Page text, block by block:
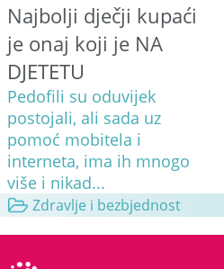
Najbolji dječji kupaći
je onaj koji je NA
DJETETU
Pedofili su oduvijek
postojali, ali sada uz
pomoć mobitela i
interneta, ima ih mnogo
više i nikad...
Zdravlje i bezbjednost